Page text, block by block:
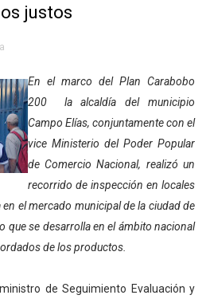
avanza en la transformación del
muestra sus avances en visita
Nutrición celebra Semana
fortalece el desarrollo
para aspirantes al curso de
académica de médicos en
justos
En el marco del Plan Carabobo
200 la alcaldía del municipio
Campo Elías, conjuntamente con el
vice Ministerio del Poder Popular
de Comercio Nacional, realizó un
recorrido de inspección en locales
el mercado municipal de la ciudad de
que se desarrolla en el ámbito nacional
de los productos.
de Seguimiento Evaluación y